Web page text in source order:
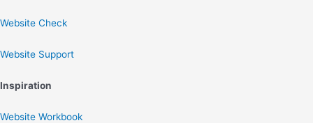
Website Check
Website Support
Inspiration
Website Workbook